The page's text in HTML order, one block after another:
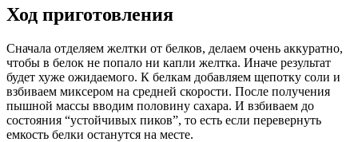
Ход приготовления
Сначала отделяем желтки от белков, делаем очень аккуратно,
чтобы в белок не попало ни капли желтка. Иначе результат
будет хуже ожидаемого. К белкам добавляем щепотку соли и
взбиваем миксером на средней скорости. После получения
пышной массы вводим половину сахара. И взбиваем до
состояния “устойчивых пиков”, то есть если перевернуть
емкость белки останутся на месте.